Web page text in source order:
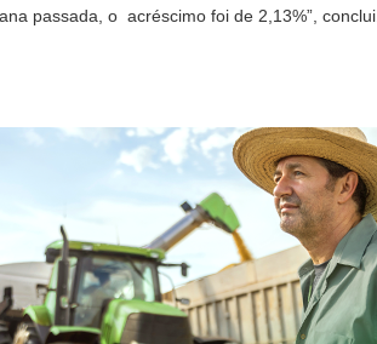
passada, o acréscimo foi de 2,13%”, conclui.